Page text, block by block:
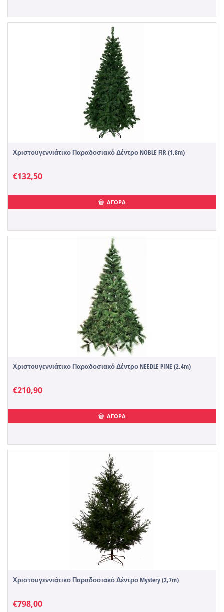
Χριστουγεννιάτικο Παραδοσιακό Δέντρο NOBLE FIR (1,8m)
€132,50
ΑΓΟΡΑ
Χριστουγεννιάτικο Παραδοσιακό Δέντρο NEEDLE PINE (2,4m)
€210,90
ΑΓΟΡΑ
Χριστουγεννιάτικο Παραδοσιακό Δέντρο Mystery (2,7m)
€798,00